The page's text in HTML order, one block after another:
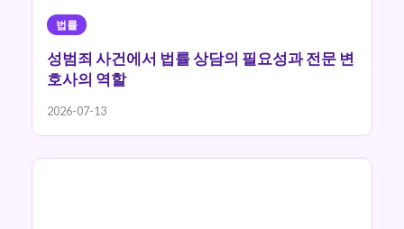
법률
성범죄 사건에서 법률 상담의 필요성과 전문 변
호사의 역할
2026-07-13